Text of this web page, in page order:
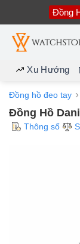
nội
dung
Đồng
Xu Hướng
Đồng hồ đeo tay
Đồng Hồ
Thông số